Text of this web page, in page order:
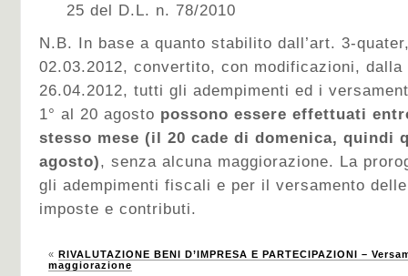
25 del D.L. n. 78/2010
N.B. In base a quanto stabilito dall’art. 3-
02.03.2012, convertito, con modificazioni, dalla
26.04.2012, tutti gli adempimenti ed i
1° al 20 agosto possono essere effettuati
stesso mese (il 20 cade di domenica, quindi
agosto), senza alcuna maggiorazione. La
gli adempimenti fiscali e per il versamento
imposte e contributi.
« RIVALUTAZIONE BENI D’IMPRESA E PARTECIPAZIONI –
maggiorazione